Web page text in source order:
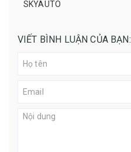
SKYAUTO
VIẾT BÌNH LUẬN CỦA BẠN: